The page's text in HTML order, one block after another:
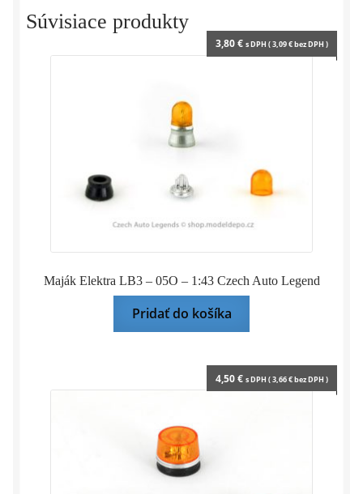
stavebnica
−
Súvisiace produkty
Maják Elektra LB3 – 05O – 1:43 Czech Auto Legend
3,80€ s DPH (3,09€bez DPH )
Pridať do košíka
4,50€ s DPH (3,66€bez DPH )